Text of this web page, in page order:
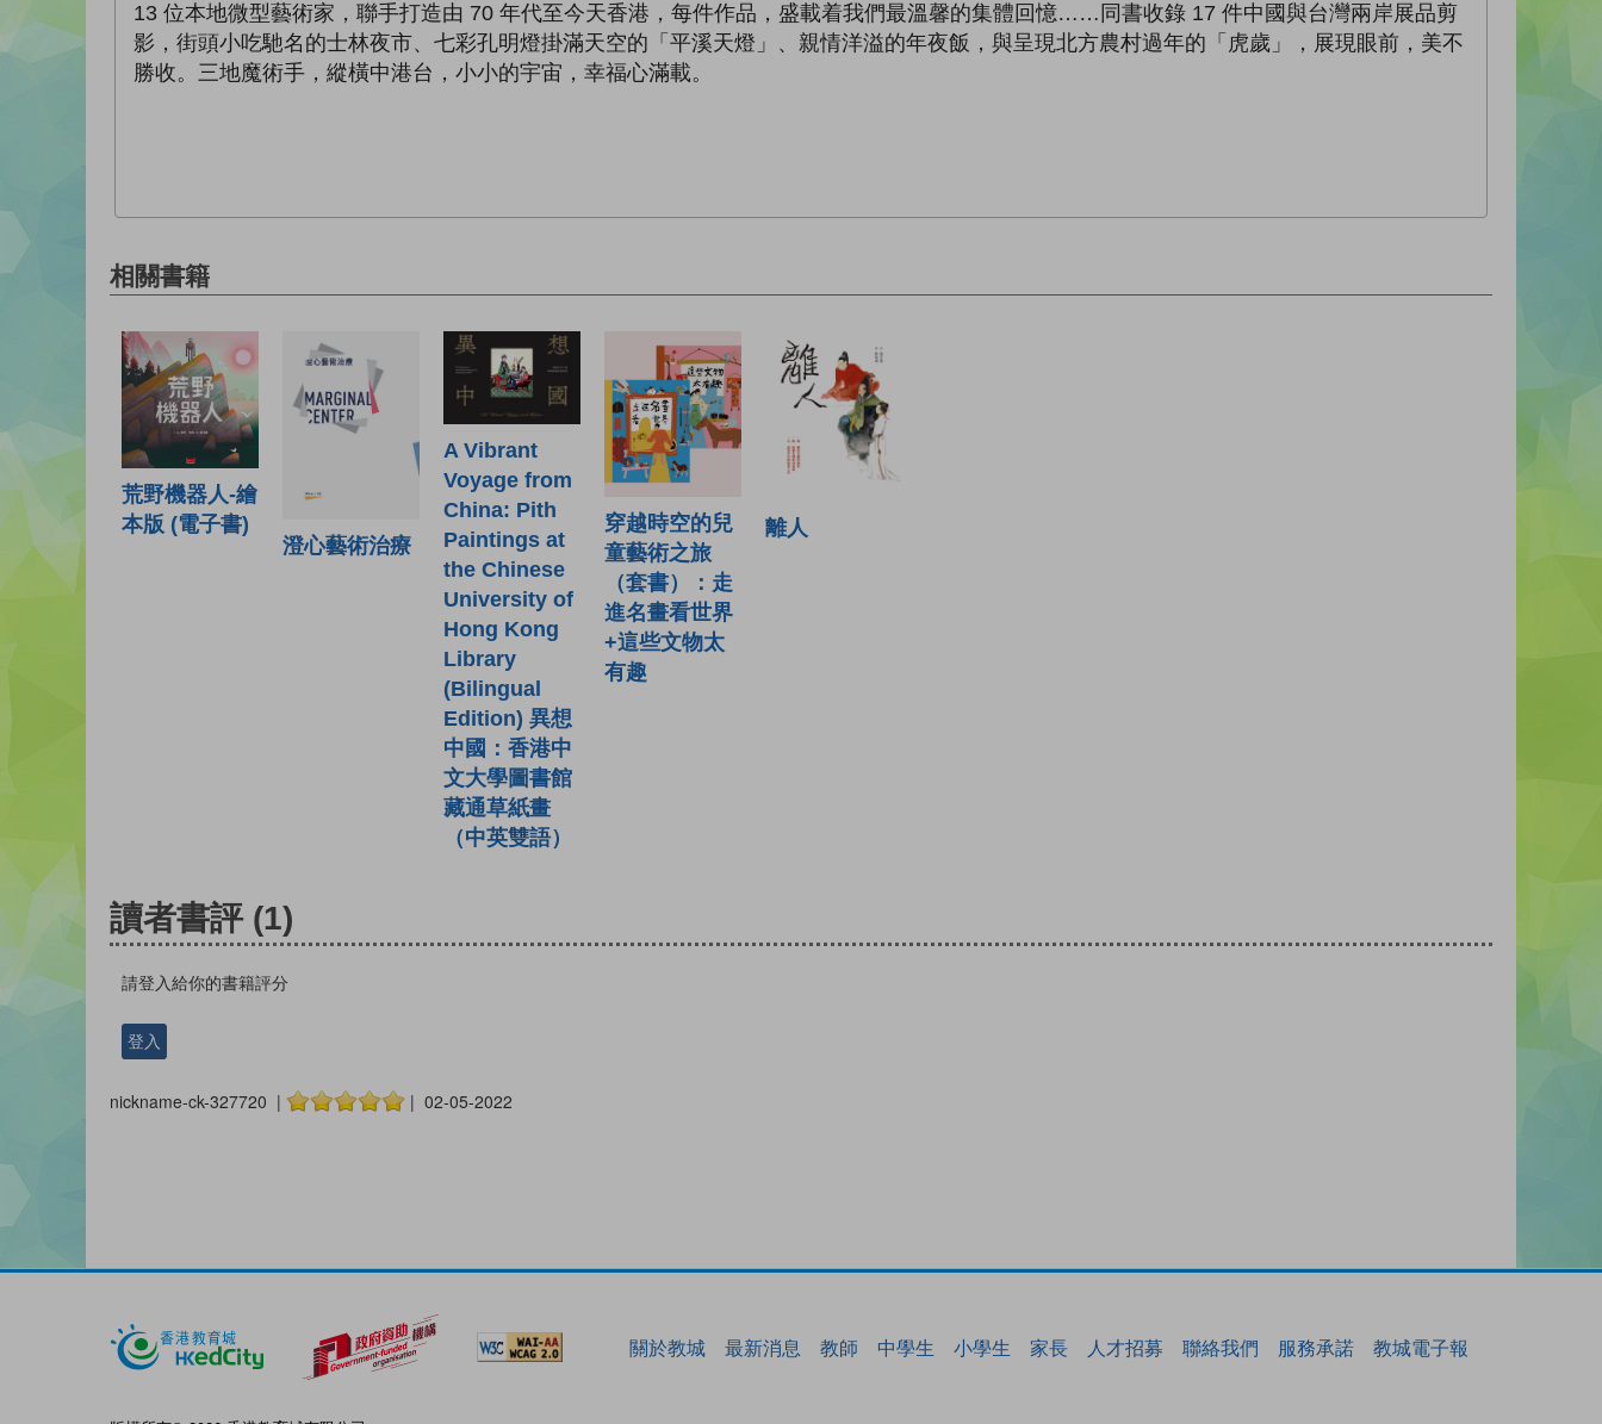
13 位本地微型藝術家，聯手打造由 70 年代至今天香港，每件作品，盛載着我們最溫馨的集體回憶……同書收錄 17 件中國與台灣兩岸展品剪
影，街頭小吃馳名的士林夜市、七彩孔明燈掛滿天空的「平溪天燈」、親情洋溢的年夜飯，與呈現北方農村過年的「虎歲」，展現眼前，美不
勝收。三地魔術手，縱橫中港台，小小的宇宙，幸福心滿載。
相關書籍
荒野機器人-繪
本版 (電子書)
澄心藝術治療
A Vibrant
Voyage from
China: Pith
Paintings at
the Chinese
University of
Hong Kong
Library
(Bilingual
Edition) 異想
中國：香港中
文大學圖書館
藏通草紙畫
（中英雙語）
穿越時空的兒
童藝術之旅
（套書）：走
進名畫看世界
+這些文物太
有趣
離人
讀者書評 (1)
請登入給你的書籍評分
登入
nickname-ck-327720 | | 02-05-2022
關於教城 最新消息 教師 中學生 小學生 家長 人才招募 聯絡我們 服務承諾 教城電子報